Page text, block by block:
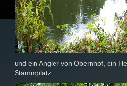
und ein Angler von Obernhof, ein
Stammplatz